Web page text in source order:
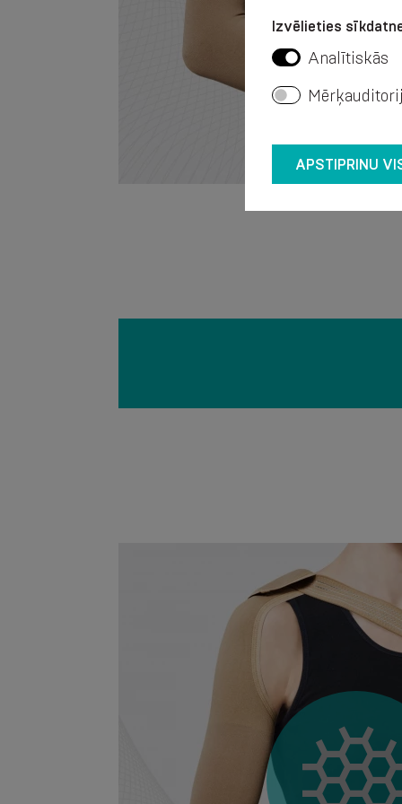
Izvēlieties
Analītiskās
APSTIPRINU